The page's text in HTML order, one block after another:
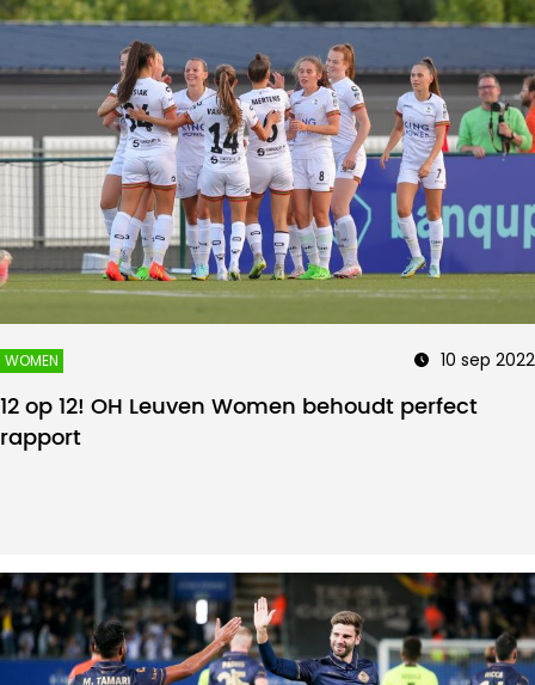
WOMEN 10 sep 2022
12 op 12! OH Leuven Women behoudt perfect
rapport